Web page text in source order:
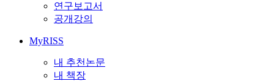
연구보고서
공개강의
MyRISS
내 추천논문
내 책장